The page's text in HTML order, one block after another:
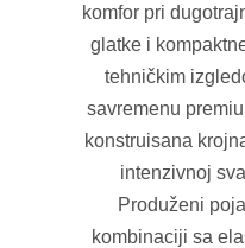
komfor pri
glatke i
tehničkim
savremenu
konstruisana
intenzivnoj
Produženi
kombinaciji sa